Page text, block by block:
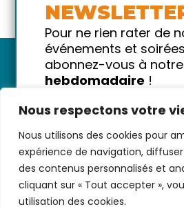
Nous respectons votre
Nous utilisons des cookies pour
expérience de navigation,
des contenus personnalisés et
cliquant sur « Tout accepter »,
utilisation des cookies.
Nous contacter- CGV/
personnelles-Infos
Pour ne rien rater de
événements et
abonnez-vous à notre
hebdomadaire !
!
Votre email